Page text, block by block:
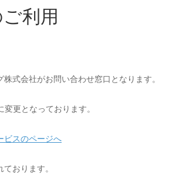
利用
式会社がお問い合わせ窓口となります。
更となっております。
ビスのページへ
おります。